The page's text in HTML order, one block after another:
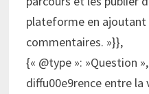
plateforme en
commentaires. »}},
{« @type »: »Question
diffu00e9rence entre